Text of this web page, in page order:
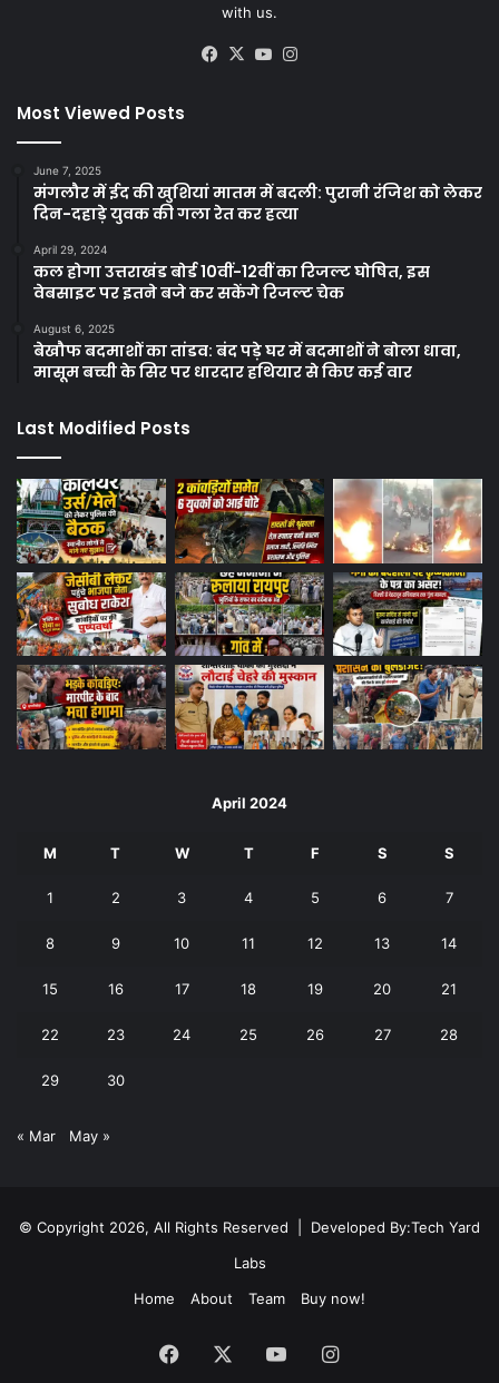
with us.
Facebook
X YouTube
Most Viewed Posts
June 7, 2025
मंगलौर में ईद की खुशियां मातम में बदली: पुरानी रंजिश को लेकर
दिन-दहाड़े युवक की गला रेत कर हत्या
April 29, 2024
कल होगा उत्तराखंड बोर्ड 10वीं-12वीं का रिजल्ट घोषित, इस
वेबसाइट पर इतने बजे कर सकेंगे रिजल्ट चेक
August 6, 2025
बेखौफ बदमाशों का तांडव: बंद पड़े घर में बदमाशों ने बोला धावा,
मासूम बच्ची के सिर पर धारदार हथियार से किए कई वार
Last Modified Posts
April 2024
M T W T F S S
1 2 3 4 5 6 7
8 9 10 11 12 13 14
15 16 17 18 19 20 21
22 23 24 25 26 27 28
29 30
« Mar May »
© Copyright 2026, All Rights Reserved | Developed By:Tech Yard
Labs
Home
About Team Buy now!
Facebook YouTubeInstagram